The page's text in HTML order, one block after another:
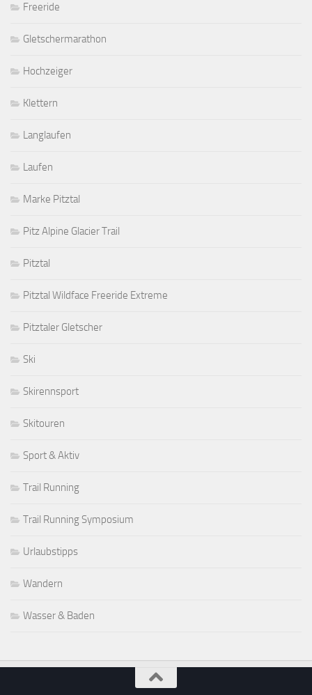
Freeride
Gletschermarathon
Hochzeiger
Klettern
Langlaufen
Laufen
Marke Pitztal
Pitz Alpine Glacier Trail
Pitztal
Pitztal Wildface Freeride Extreme
Pitztaler Gletscher
Ski
Skirennsport
Skitouren
Sport & Aktiv
Trail Running
Trail Running Symposium
Urlaubstipps
Wandern
Wasser & Baden